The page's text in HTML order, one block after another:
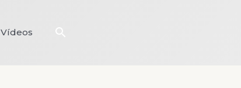
Vídeos Pesquisar